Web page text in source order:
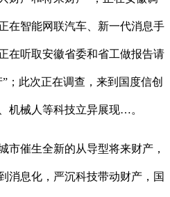
在智能网联汽车、新一代消息手
在听取安徽省委和省工做报告请
；此次正在调查，来到国度信创
机械人等科技立异展现…。
催生全新的从导型将来财产，
消息化，严沉科技带动财产，国